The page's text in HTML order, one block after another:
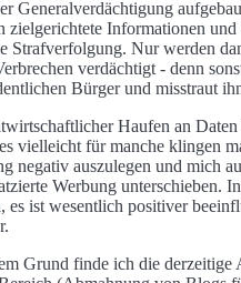
Generalverdächtigung
zielgerichtete Informationen
Strafverfolgung. Nur werden
verdächtigt - denn
Bürger und misstraut
Haufen an
vielleicht für manche klingen
negativ auszulegen und mich
Werbung unterschieben.
es ist wesentlich positiver
Grund finde ich die